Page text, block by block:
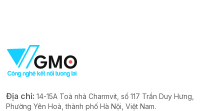
Địa chỉ: 14-15A Toà nhà Charmvit, số 117 Trần Duy Hưng,
Phường Yên Hoà, thành phố Hà Nội, Việt Nam.